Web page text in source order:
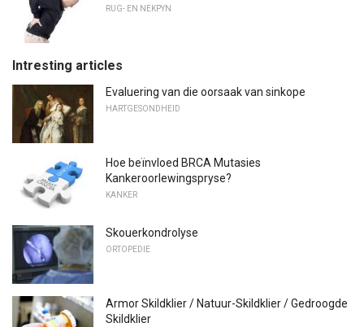
RUG- EN NEKPYN
Intresting articles
Evaluering van die oorsaak van sinkope
HARTGESONDHEID
Hoe beïnvloed BRCA Mutasies
Kankeroorlewingspryse?
KANKER
Skouerkondrolyse
ORTOPEDIE
Armor Skildklier / Natuur-Skildklier / Gedroogde
Skildklier